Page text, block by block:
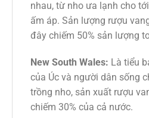
nhau, từ nho ưa lạnh cho
ấm áp. Sản lượng rượu
đây chiếm 50% sản lượng
New South Wales: Là tiểu
của Úc và người dân sống
trồng nho, sản xuất rượu
chiếm 30% của cả nước.